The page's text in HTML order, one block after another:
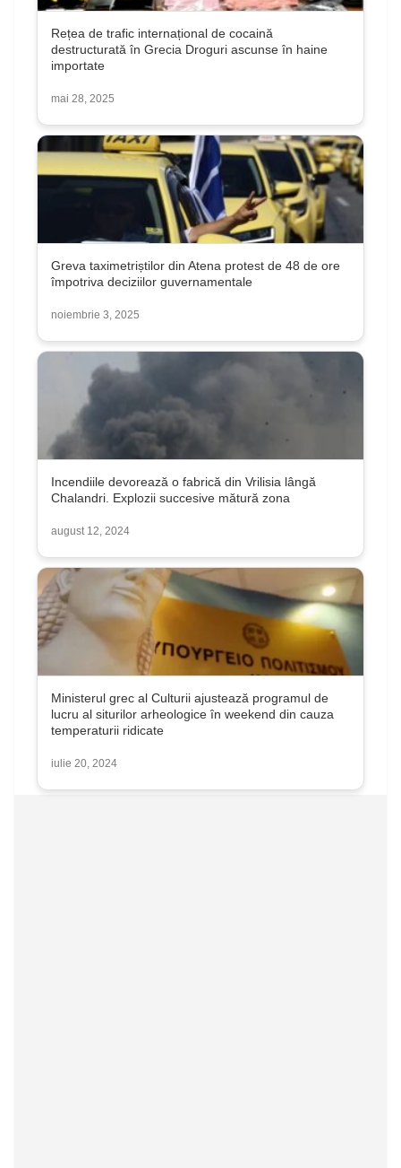
Rețea de trafic internațional de cocaină
destructurată în Grecia Droguri ascunse în haine
importate
mai 28, 2025
Greva taximetriștilor din Atena protest de 48 de ore
împotriva deciziilor guvernamentale
noiembrie 3, 2025
Incendiile devorează o fabrică din Vrilisia lângă
Chalandri. Explozii succesive mătură zona
august 12, 2024
Ministerul grec al Culturii ajustează programul de
lucru al siturilor arheologice în weekend din cauza
temperaturii ridicate
iulie 20, 2024